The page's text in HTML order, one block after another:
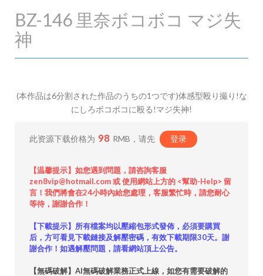
BZ-146 里奈ボコボコ マジ失
神
(本作品は6分割された作品のうちの1つです)体感型殴り撮り!な
にしろボコボコに殴る!マジ失神!
此资源下载价格为 98 RMB，请先 登录
【温馨提示】如您遇到問題，請咨詢客服
zen8vip@hotmail.com 或 使用網站上方的 <幫助-Help> 留
言！我們將會在24小時內給您處理，客服繁忙時，請您耐心
等待，謝謝合作！
【下載提示】所有檔案均以壓縮包形式發佈，必須要購買
后，方可看見下載鏈接及解壓密碼，有效下載期限30天。謝
謝合作！如遇解壓問題，請看網站頂上公告。
【無碼破解】AI無碼破解業務正式上線，如您有需要破解的